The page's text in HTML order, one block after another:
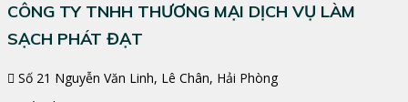
CÔNG TY TNHH THƯƠNG MẠI DỊCH VỤ LÀM
SẠCH PHÁT ĐẠT
Số 21 Nguyễn Văn Linh, Lê Chân, Hải Phòng